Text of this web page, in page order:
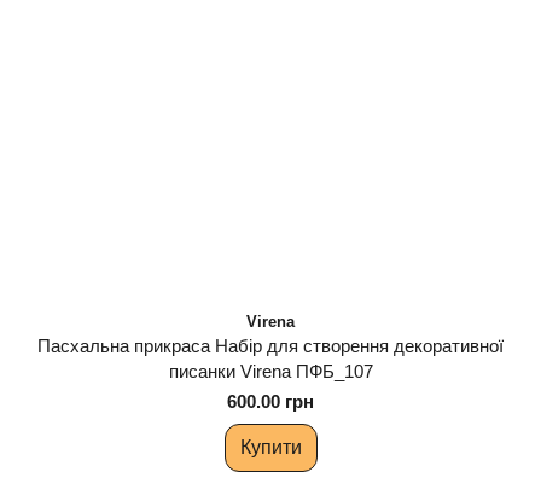
Virena
Пасхальна прикраса Набір для створення декоративної
писанки Virena ПФБ_107
600.00 грн
Купити